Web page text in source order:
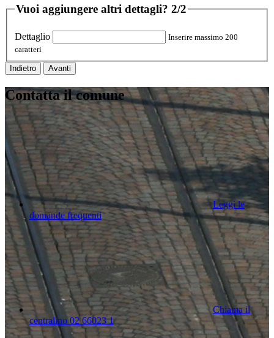
Vuoi aggiungere altri dettagli? 2/2
Dettaglio
Inserire massimo 200
caratteri
Indietro Avanti
Contatta il comune
Leggi le
domande frequenti
Chiama il
centralino 02 66023 1